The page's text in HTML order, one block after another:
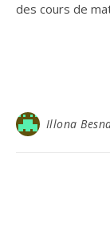
des cours de
Illona